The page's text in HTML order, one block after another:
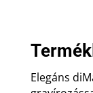
Elegáns